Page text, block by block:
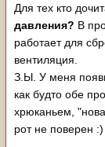
Для тех кто
давления? В
работает для
вентиляция.
З.Ы. У меня
как будто обе
хрюканьем,
рот не поверен :)